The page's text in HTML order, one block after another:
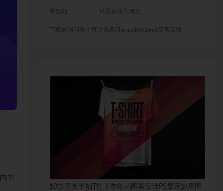
的
有效期 购买后永久有效
下载遇到问题？可联系客服qmsck0824或留言反馈
10款逼真半袖T恤上衣印花图案设计PS展示效果图